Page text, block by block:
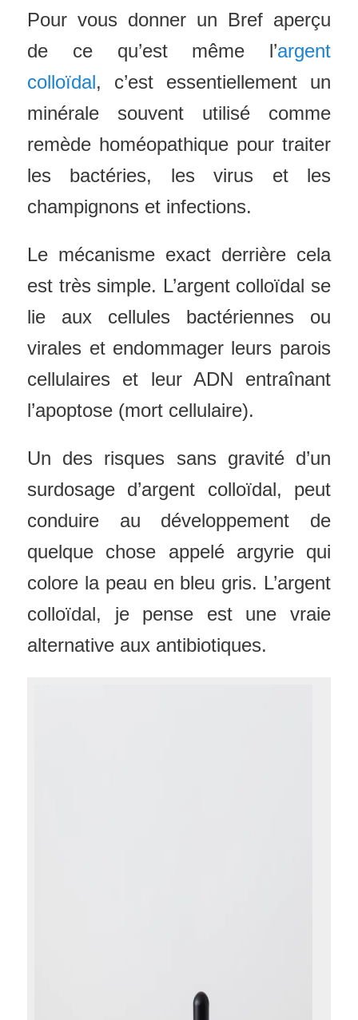
Pour vous donner un Bref aperçu
de ce qu’est même l’argent
colloïdal, c’est essentiellement un
minérale souvent utilisé comme
remède homéopathique pour traiter
les bactéries, les virus et les
champignons et infections.
Le mécanisme exact derrière cela
est très simple. L’argent colloïdal se
lie aux cellules bactériennes ou
virales et endommager leurs parois
cellulaires et leur ADN entraînant
l’apoptose (mort cellulaire).
Un des risques sans gravité d’un
surdosage d’argent colloïdal, peut
conduire au développement de
quelque chose appelé argyrie qui
colore la peau en bleu gris. L’argent
colloïdal, je pense est une vraie
alternative aux antibiotiques.